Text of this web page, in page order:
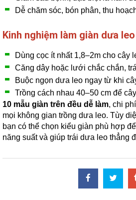
Dễ chăm sóc, bón phân, thu
Kinh nghiệm làm giàn dưa
Dùng cọc ít nhất 1,8–2m cho cây
Căng dây hoặc lưới chắc chắn,
Buộc ngọn dưa leo ngay từ khi
Trồng cách nhau 40–50 cm để
10 mẫu giàn trên đều dễ làm, chi
mọi không gian trồng dưa leo. Tùy
bạn có thể chọn kiểu giàn phù hợp
năng suất và giúp trái dưa leo thẳng